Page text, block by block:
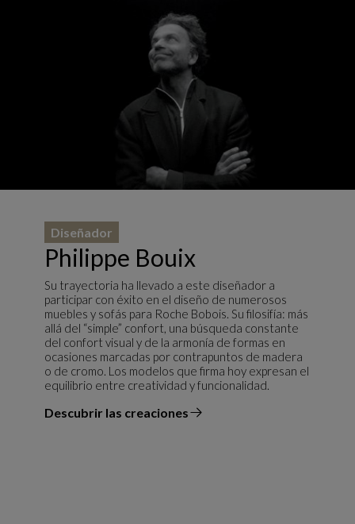
Philippe Bouix
Diseñador
Su trayectoria ha llevado a este diseñador a
participar con éxito en el diseño de numerosos
muebles y sofás para Roche Bobois. Su filosifía: más
allá del “simple” confort, una búsqueda constante
del confort visual y de la armonía de formas en
ocasiones marcadas por contrapuntos de madera
o de cromo. Los modelos que firma hoy expresan el
equilibrio entre creatividad y funcionalidad.
Descubrir las creaciones
el diseñador